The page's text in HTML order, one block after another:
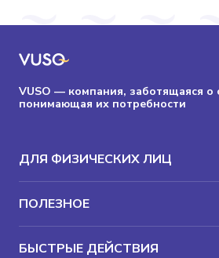
VUSO — компания, заботящаяся о
понимающая их потребности
ДЛЯ ФИЗИЧЕСКИХ ЛИЦ
ПОЛЕЗНОЕ
БЫСТРЫЕ ДЕЙСТВИЯ